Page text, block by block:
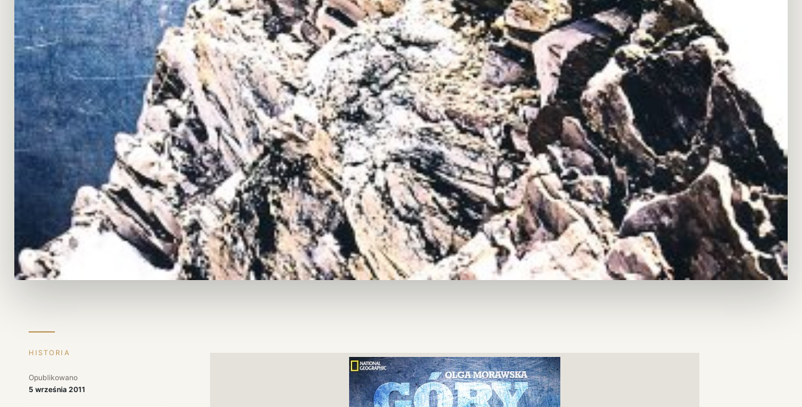
HISTORIA
Opublikowano
5 września 2011